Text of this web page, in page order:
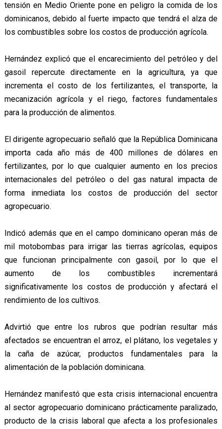
tensión en Medio Oriente pone en peligro la comida de los
dominicanos, debido al fuerte impacto que tendrá el alza de
los combustibles sobre los costos de producción agrícola.
Hernández explicó que el encarecimiento del petróleo y del
gasoil repercute directamente en la agricultura, ya que
incrementa el costo de los fertilizantes, el transporte, la
mecanización agrícola y el riego, factores fundamentales
para la producción de alimentos.
El dirigente agropecuario señaló que la República Dominicana
importa cada año más de 400 millones de dólares en
fertilizantes, por lo que cualquier aumento en los precios
internacionales del petróleo o del gas natural impacta de
forma inmediata los costos de producción del sector
agropecuario.
Indicó además que en el campo dominicano operan más de
mil motobombas para irrigar las tierras agrícolas, equipos
que funcionan principalmente con gasoil, por lo que el
aumento de los combustibles incrementará
significativamente los costos de producción y afectará el
rendimiento de los cultivos.
Advirtió que entre los rubros que podrían resultar más
afectados se encuentran el arroz, el plátano, los vegetales y
la caña de azúcar, productos fundamentales para la
alimentación de la población dominicana.
Hernández manifestó que esta crisis internacional encuentra
al sector agropecuario dominicano prácticamente paralizado,
producto de la crisis laboral que afecta a los profesionales